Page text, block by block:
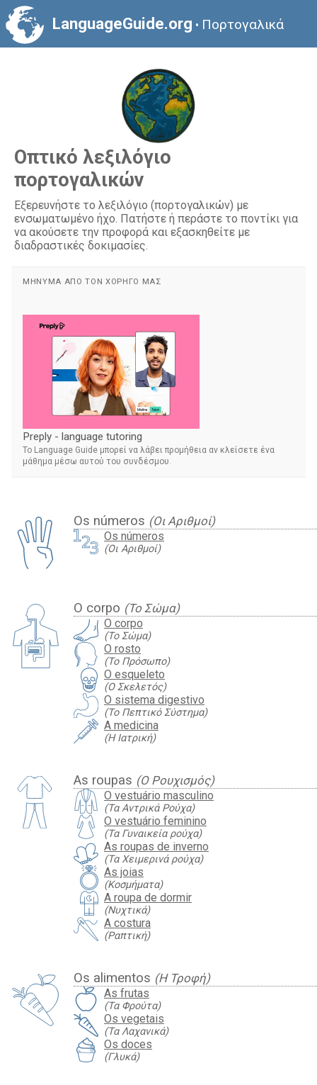
LanguageGuide.org • Πορτογαλικά
Οπτικό λεξιλόγιο
πορτογαλικών
Εξερευνήστε το λεξιλόγιο (πορτογαλικών) με
ενσωματωμένο ήχο. Πατήστε ή περάστε το ποντίκι για
να ακούσετε την προφορά και εξασκηθείτε με
διαδραστικές δοκιμασίες.
Os números (Οι Αριθμοί)
Os números
(Οι Αριθμοί)
O corpo (Το Σώμα)
O corpo
(Το Σώμα)
O rosto
(Το Πρόσωπο)
O esqueleto
(Ο Σκελετός)
O sistema digestivo
(Το Πεπτικό Σύστημα)
A medicina
(Η Ιατρική)
As roupas (Ο Ρουχισμός)
O vestuário masculino
(Τα Αντρικά Ρούχα)
O vestuário feminino
(Τα Γυναικεία ρούχα)
As roupas de inverno
(Τα Χειμερινά ρούχα)
As joias
(Κοσμήματα)
A roupa de dormir
(Νυχτικά)
A costura
(Ραπτική)
Os alimentos (Η Τροφή)
As frutas
(Τα Φρούτα)
Os vegetais
(Τα Λαχανικά)
Os doces
(Γλυκά)
ΜΉΝΥΜΑ ΑΠΌ ΤΟΝ ΧΟΡΗΓΌ ΜΑΣ
Preply - language tutoring
Το Language Guide μπορεί να λάβει προμήθεια αν κλείσετε ένα
μάθημα μέσω αυτού του συνδέσμου.